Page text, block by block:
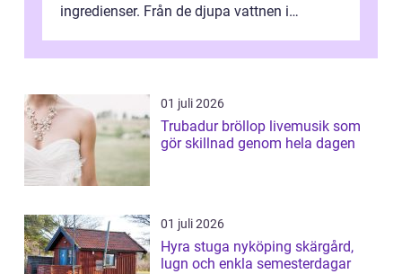
ingredienser. Från de djupa vattnen i
01 juli 2026
Trubadur bröllop livemusik som
gör skillnad genom hela dagen
01 juli 2026
Hyra stuga nyköping skärgård,
lugn och enkla semesterdagar